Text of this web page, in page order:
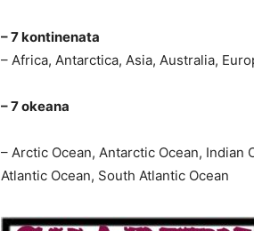
– 7 kontinenata
– Africa, Antarctica, Asia, Australia,
– 7 okeana
– Arctic Ocean, Antarctic Ocean, Indian
Atlantic Ocean, South Atlantic Ocean